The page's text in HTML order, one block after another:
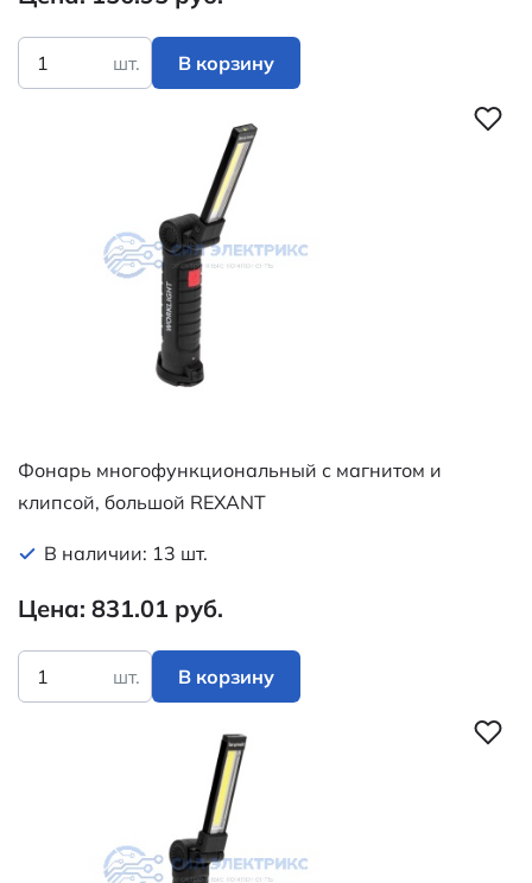
шт. В корзину
Фонарь многофункциональный с магнитом и
клипсой, большой REXANT
В наличии: 13 шт.
Цена: 831.01 руб.
шт. В корзину